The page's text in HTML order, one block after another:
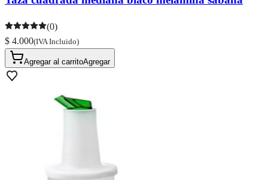
(0)
$ 4.000(IVA Incluido)
Agregar al carritoAgregar